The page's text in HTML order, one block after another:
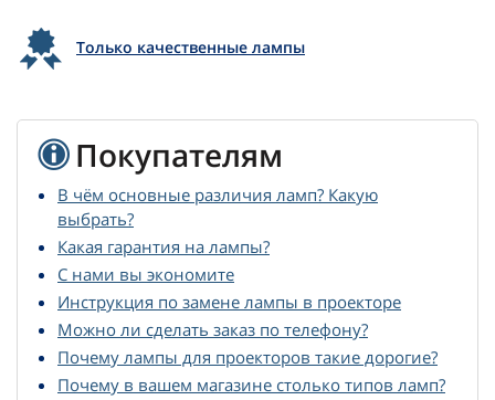
Только качественные лампы
Покупателям
В чём основные различия ламп? Какую
выбрать?
Какая гарантия на лампы?
С нами вы экономите
Инструкция по замене лампы в проекторе
Можно ли сделать заказ по телефону?
Почему лампы для проекторов такие дорогие?
Почему в вашем магазине столько типов ламп?